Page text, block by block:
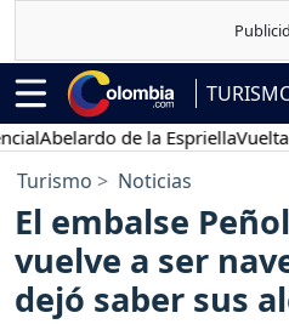
Abelardo de la EspriellaVuelta a
Turismo Noticias
El embalse
vuelve a ser
dejó saber sus